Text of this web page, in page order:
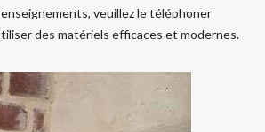
veuillez le téléphoner
des matériels efficaces et modernes.